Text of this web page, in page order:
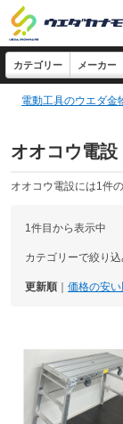
電動工具のウエダ金
オオコウ電設
オオコウ電設には1件
1件目から表示中
カテゴリーで絞り込
更新順 価格の安